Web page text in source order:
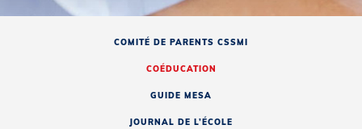
COMITÉ DE PARENTS CSSMI
COÉDUCATION
GUIDE MESA
JOURNAL DE L’ÉCOLE